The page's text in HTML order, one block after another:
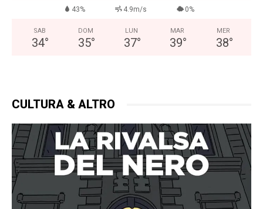
43% 4.9m/s 0%
SAB
34°
DOM
35°
LUN
37°
MAR
39°
MER
38°
CULTURA & ALTRO